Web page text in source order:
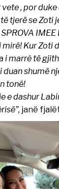
, por
tjerë se Zoti
IMEE
Kur Zoti
i marrê të
shumë
tonë!
e dashur
janë